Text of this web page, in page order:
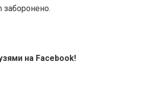
заборонено.
на Facebook!